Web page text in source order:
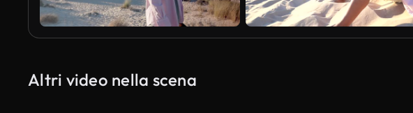
Altri video nella scena